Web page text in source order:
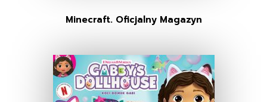
Minecraft. Oficjalny Magazyn